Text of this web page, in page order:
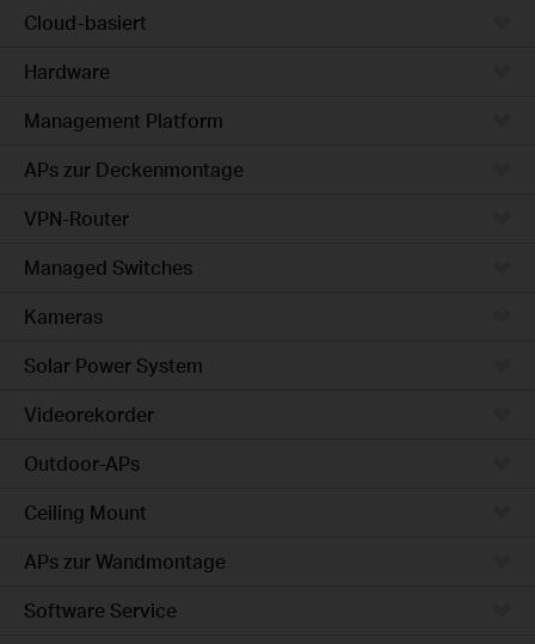
Cloud-basiert
Hardware
Management Platform
APs zur Deckenmontage
VPN-Router
Managed Switches
Kameras
Solar Power System
Videorekorder
Outdoor-APs
Ceiling Mount
APs zur Wandmontage
Software Service